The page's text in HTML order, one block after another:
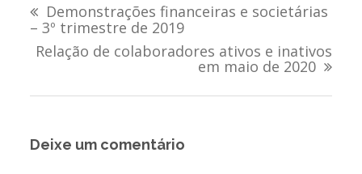
de
Post
Demonstrações financeiras e societárias
– 3º trimestre de 2019
Relação de colaboradores ativos e inativos
em maio de 2020
Deixe um comentário